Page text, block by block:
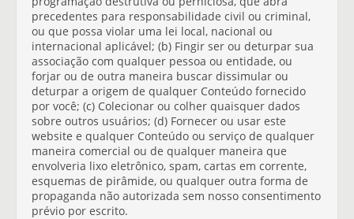
precedentes para responsabilidade civil ou criminal,
ou que possa violar uma lei local, nacional ou
internacional aplicável; (b) Fingir ser ou deturpar sua
associação com qualquer pessoa ou entidade, ou
forjar ou de outra maneira buscar dissimular ou
deturpar a origem de qualquer Conteúdo fornecido
por você; (c) Colecionar ou colher quaisquer dados
sobre outros usuários; (d) Fornecer ou usar este
website e qualquer Conteúdo ou serviço de qualquer
maneira comercial ou de qualquer maneira que
envolveria lixo eletrônico, spam, cartas em corrente,
esquemas de pirâmide, ou qualquer outra forma de
propaganda não autorizada sem nosso consentimento
prévio por escrito.